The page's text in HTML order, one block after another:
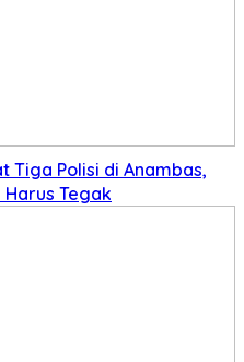
Tiga Polisi di Anambas,
Harus Tegak